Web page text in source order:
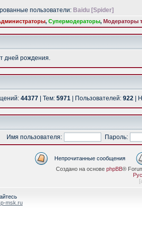
пользователи: Baidu [Spider]
, Супермодераторы, Модераторы
дней рождения.
44377 | Тем: 5971 | Пользователей: 922 |
Имя пользователя:
Пароль:
Непрочитанные сообщения
Создано на основе phpBB®
[
msk.ru